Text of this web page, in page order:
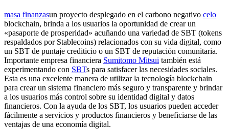
masa finanzasun proyecto desplegado en el carbono negativo celo
blockchain, brinda a los usuarios la oportunidad de crear un
«pasaporte de prosperidad» acuñando una variedad de SBT (tokens
respaldados por Stablecoins) relacionados con su vida digital, como
un SBT de puntaje crediticio o un SBT de reputación comunitaria.
Importante empresa financiera Sumitomo Mitsui también está
experimentando con SBTs para satisfacer las necesidades sociales.
Esta es una excelente manera de utilizar la tecnología blockchain
para crear un sistema financiero más seguro y transparente y brindar
a los usuarios más control sobre su identidad digital y datos
financieros. Con la ayuda de los SBT, los usuarios pueden acceder
fácilmente a servicios y productos financieros y beneficiarse de las
ventajas de una economía digital.